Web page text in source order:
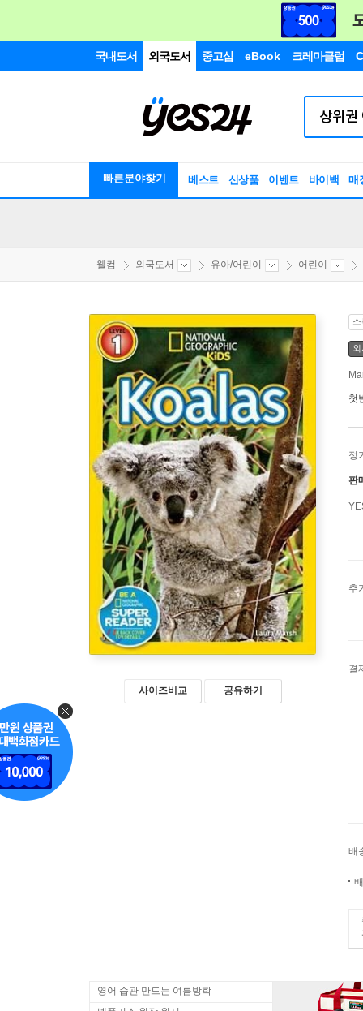
국내도서 외국도서 중고샵 eBook 크레마클럽
빠른분야찾기 베스트 신상품 이벤트 바이백 매
웰컴 외국도서 유아/어린이 어린이
사이즈비교 공유하기
첫
정
판
추
결
배
영어 습관 만드는 여름방학